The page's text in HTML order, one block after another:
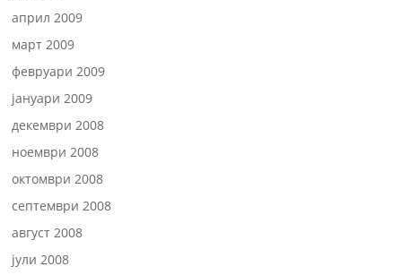
април 2009
март 2009
февруари 2009
јануари 2009
декември 2008
ноември 2008
октомври 2008
септември 2008
август 2008
јули 2008